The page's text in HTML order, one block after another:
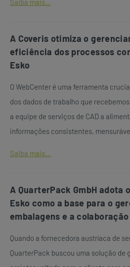
A Coveris otimiza o
eficiência dos processos
Esko
O WebCenter é uma ferramenta
dos dados de trabalho que
a equipe de serviços de CAD a
informações consistentes,
Saiba mais...
A QuarterPack GmbH adota
Esko como a base para o
embalagens e a
Quando a fornecedora austríaca de
QuarterPack buscou uma solução de